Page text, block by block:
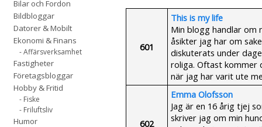
Bilar och Fordon
Bildbloggar
Datorer & Mobilt
Ekonomi & Finans
- Affärsverksamhet
Fastigheter
Företagsbloggar
Hobby & Fritid
- Fiske
- Friluftsliv
Humor
601
This is my life
Min blogg handlar om
åsikter jag har om
diskuterats under
roliga. Oftast kommer
när jag har varit ute
602
Emma Olofsson
Jag är en 16 årig tjej
skriver jag om min